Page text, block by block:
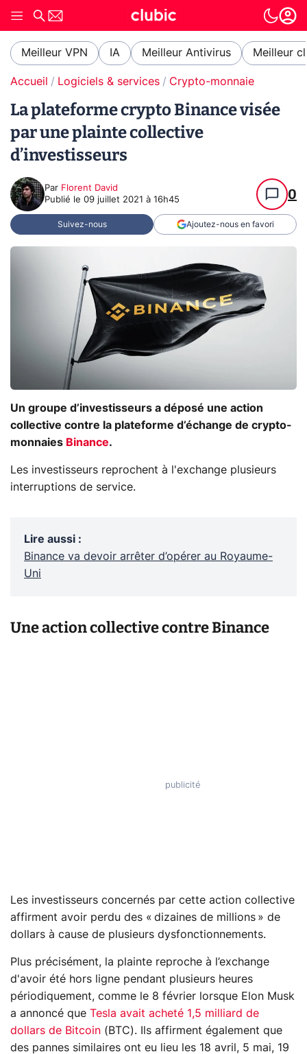
Meilleur VPN IA Meilleur Antivirus Meilleur
Accueil Logiciels & services Crypto-monnaie
La plateforme crypto Binance visée
par une plainte collective
d’investisseurs
Par Florent David
Publié le 09 juillet 2021 à 16h45 0
Suivez-nous Ajoutez-nous en favori
Un groupe d’investisseurs a déposé une action
collective contre la plateforme d’échange de crypto-
monnaies Binance.
Les investisseurs reprochent à l'exchange plusieurs
interruptions de service.
Lire aussi :
Binance va devoir arrêter d’opérer au Royaume-
Uni
Une action collective contre Binance
Les investisseurs concernés par cette action collective
affirment avoir perdu des « dizaines de millions » de
dollars à cause de plusieurs dysfonctionnements.
Plus précisément, la plainte reproche à l’exchange
d'avoir été hors ligne pendant plusieurs heures
périodiquement, comme le 8 février lorsque Elon Musk
a annoncé que Tesla avait acheté 1,5 milliard de
dollars de Bitcoin (BTC). Ils affirment également que
des pannes similaires ont eu lieu les 18 avril, 5 mai, 19